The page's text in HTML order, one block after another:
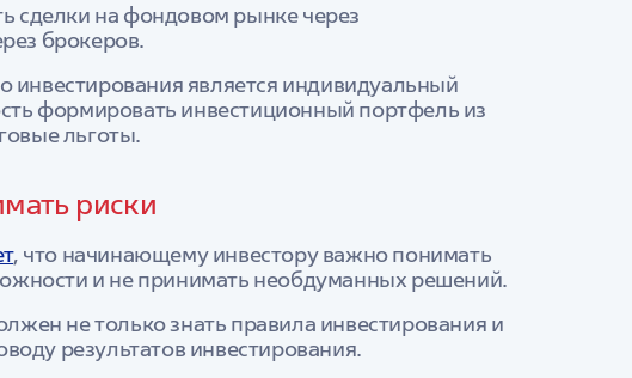
сделки на фондовом рынке через
брокеров.
является индивидуальный
формировать инвестиционный портфель из
льготы.
риски
, что начинающему инвестору важно понимать
и не принимать необдуманных решений.
не только знать правила инвестирования и
результатов инвестирования.